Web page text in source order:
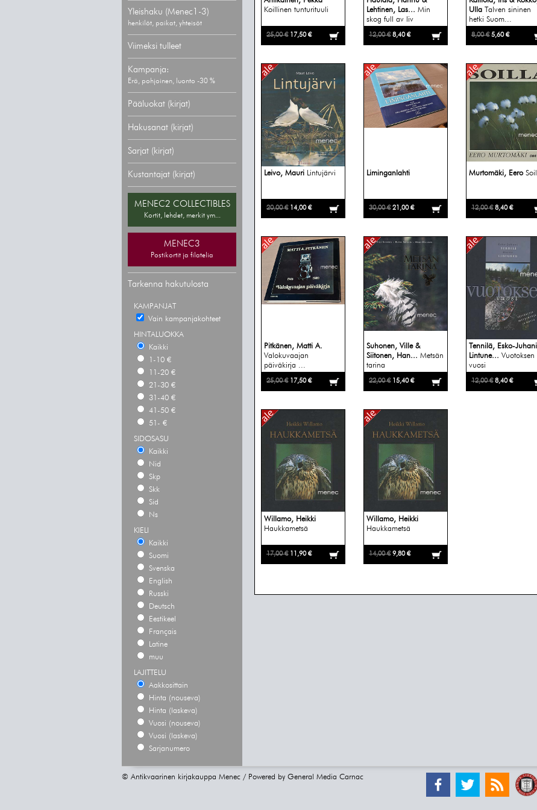
Yleishaku (Menec1-3)
henkilöt, paikat, yhteisöt
Viimeksi tulleet
Kampanja:
Erä, pohjoinen, luonto -30 %
Pääluokat (kirjat)
Hakusanat (kirjat)
Sarjat (kirjat)
Kustantajat (kirjat)
MENEC2 COLLECTIBLES
Kortit, lehdet, merkit ym...
MENEC3
Postikortit ja filatelia
Tarkenna hakutulosta
KAMPANJAT
Vain kampanjakohteet
HINTALUOKKA
Kaikki
1-10 €
11-20 €
21-30 €
31-40 €
41-50 €
51- €
SIDOSASU
Kaikki
Nid
Skp
Skk
Sid
Ns
KIELI
Kaikki
Suomi
Svenska
English
Russki
Deutsch
Eestikeel
Français
Latine
muu
LAJITTELU
Aakkosittain
Hinta (nouseva)
Hinta (laskeva)
Vuosi (nouseva)
Vuosi (laskeva)
Sarjanumero
Koillinen tunturituuli
25,00 €17,50 €
Lehtinen, Las... Min
skog full av liv
12,00 €8,40 €
Ulla Talven sininen
hetki Suom...
8,00 €5,60 €
Leivo, Mauri Lintujärvi
20,00 €14,00 €
Liminganlahti
30,00 €21,00 €
Murtomäki, Eero
12,00 €8,40 €
Pitkänen, Matti A.
Valokuvaajan
päiväkirja ...
25,00 €17,50 €
Suhonen, Ville &
Siitonen, Han... Metsän
tarina
22,00 €15,40 €
Tennilä, Esko-
Lintune... Vuotoksen
vuosi
12,00 €8,40 €
Willamo, Heikki
Haukkametsä
17,00 €11,90 €
Willamo, Heikki
Haukkametsä
14,00 €9,80 €
© Antikvaarinen kirjakauppa Menec / Powered by General Media Carnac